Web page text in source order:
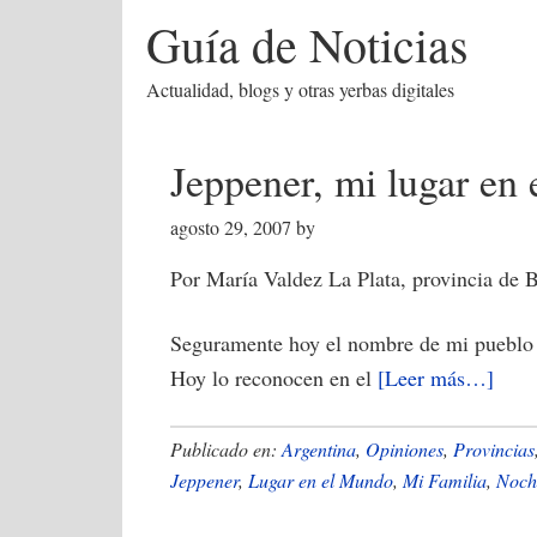
Guía de Noticias
Actualidad, blogs y otras yerbas digitales
Jeppener, mi lugar en
agosto 29, 2007 by
Por María Valdez La Plata, provincia de
Seguramente hoy el nombre de mi
Hoy lo reconocen en el [Leer más…]
mi
Publicado en: Argentina, Opiniones, Provincias,
Jeppener, Lugar en el Mundo, Mi Familia,